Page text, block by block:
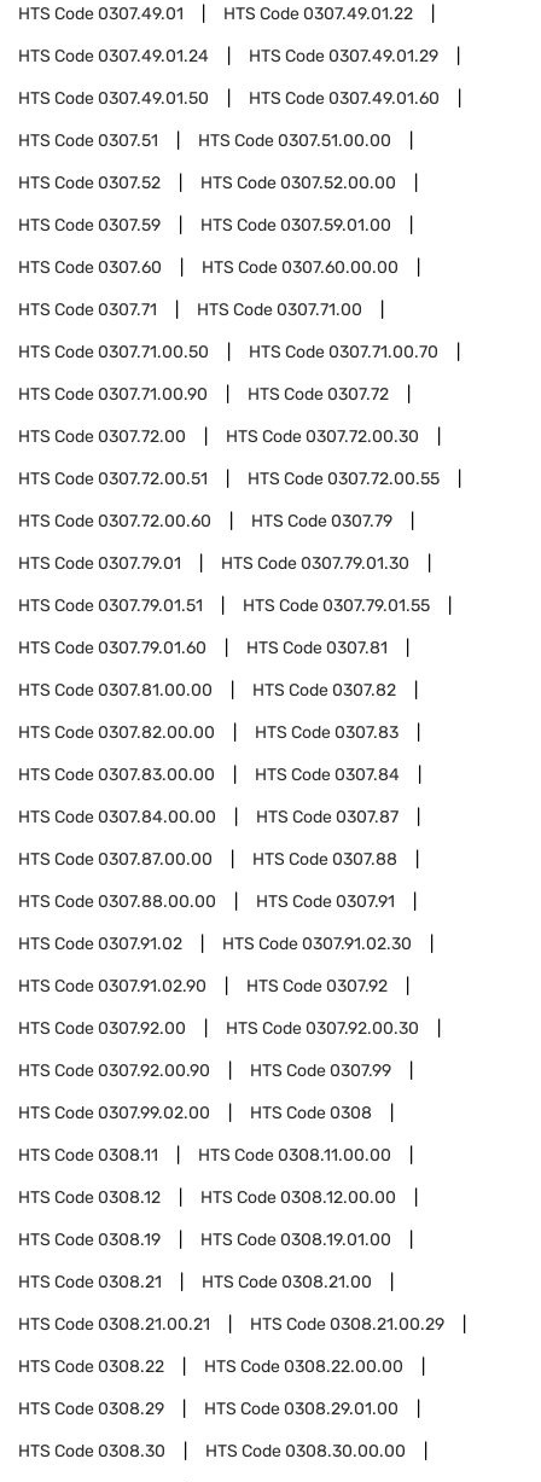
HTS Code0307.49.01 HTS Code0307.49.01.22
HTS Code0307.49.01.24 HTS Code0307.49.01.29
HTS Code0307.49.01.50 HTS Code0307.49.01.60
HTS Code0307.51 HTS Code0307.51.00.00
HTS Code0307.52 HTS Code0307.52.00.00
HTS Code0307.59 HTS Code0307.59.01.00
HTS Code0307.60 HTS Code0307.60.00.00
HTS Code0307.71 HTS Code0307.71.00
HTS Code0307.71.00.50 HTS Code0307.71.00.70
HTS Code0307.71.00.90 HTS Code0307.72
HTS Code0307.72.00 HTS Code0307.72.00.30
HTS Code0307.72.00.51 HTS Code0307.72.00.55
HTS Code0307.72.00.60 HTS Code0307.79
HTS Code0307.79.01 HTS Code0307.79.01.30
HTS Code0307.79.01.51 HTS Code0307.79.01.55
HTS Code0307.79.01.60 HTS Code0307.81
HTS Code0307.81.00.00 HTS Code0307.82
HTS Code0307.82.00.00 HTS Code0307.83
HTS Code0307.83.00.00 HTS Code0307.84
HTS Code0307.84.00.00 HTS Code0307.87
HTS Code0307.87.00.00 HTS Code0307.88
HTS Code0307.88.00.00 HTS Code0307.91
HTS Code0307.91.02 HTS Code0307.91.02.30
HTS Code0307.91.02.90 HTS Code0307.92
HTS Code0307.92.00 HTS Code0307.92.00.30
HTS Code0307.92.00.90 HTS Code0307.99
HTS Code0307.99.02.00 HTS Code0308
HTS Code0308.11 HTS Code0308.11.00.00
HTS Code0308.12 HTS Code0308.12.00.00
HTS Code0308.19 HTS Code0308.19.01.00
HTS Code0308.21 HTS Code0308.21.00
HTS Code0308.21.00.21 HTS Code0308.21.00.29
HTS Code0308.22 HTS Code0308.22.00.00
HTS Code0308.29 HTS Code0308.29.01.00
HTS Code0308.30 HTS Code0308.30.00.00